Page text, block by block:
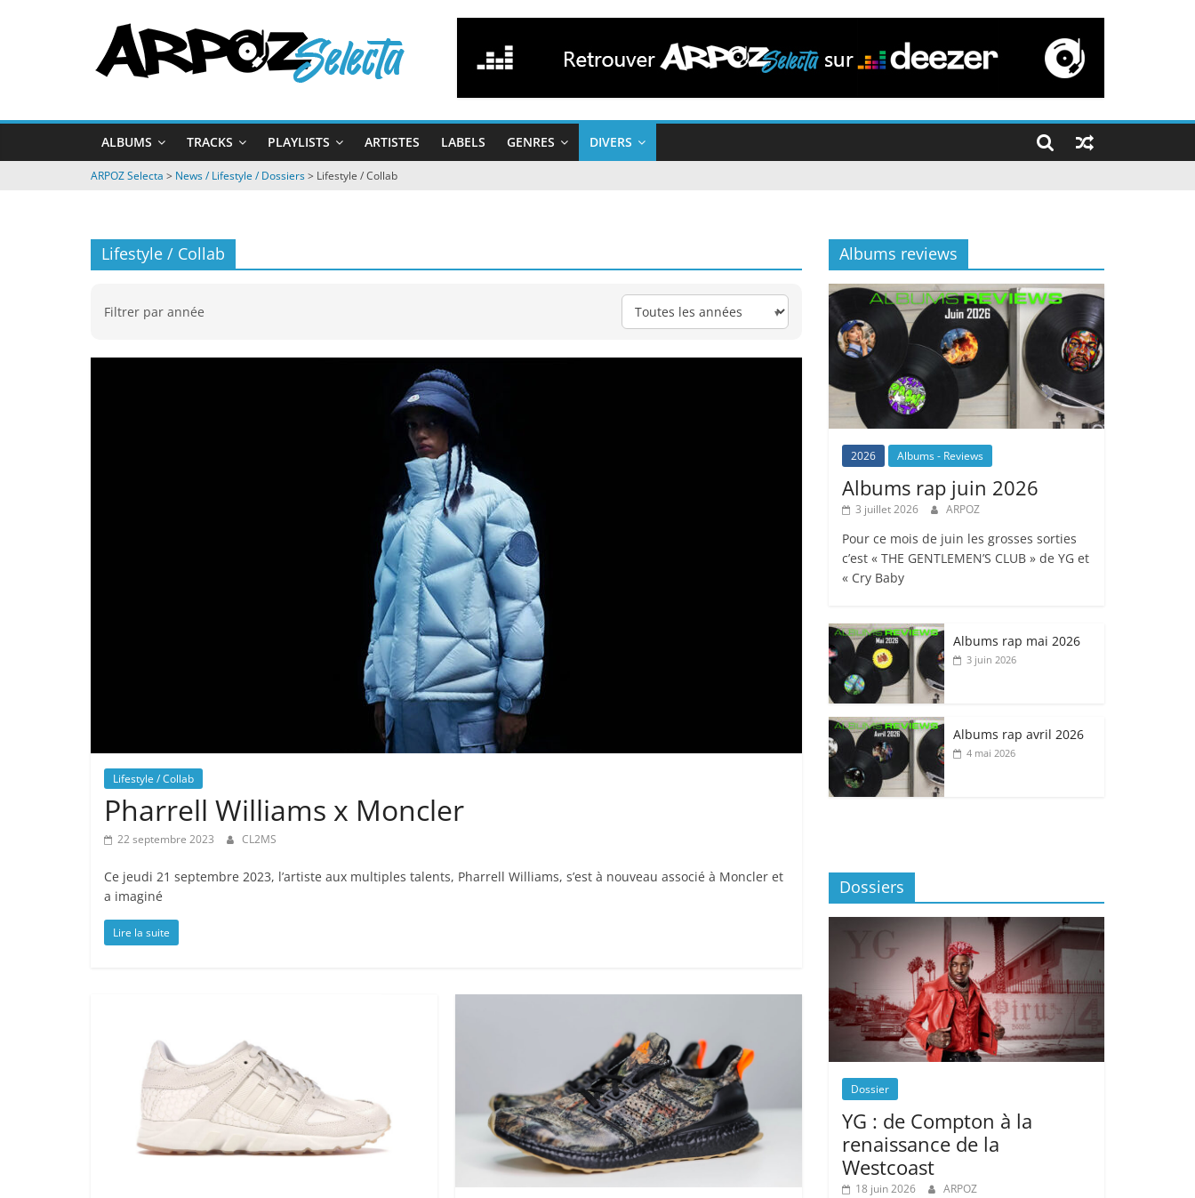
ARPOZ
Selecta
by
ARPOZ
&
ALBUMS TRACKS PLAYLISTS ARTISTES LABELS GENRES DIVERS
ARPOZ Selecta > News / Lifestyle / Dossiers> Lifestyle / Collab
Lifestyle / Collab
Filtrer par année
Lifestyle / Collab
Pharrell Williams x Moncler
22 septembre 2023 CL2MS
Ce jeudi 21 septembre 2023, l’artiste aux multiples talents, Pharrell Williams, s’est à nouveau associé à Moncler et
a imaginé
Lire la suite
Albums reviews
2026 Albums - Reviews
Albums rap juin 2026
3 juillet 2026 ARPOZ
Pour ce mois de juin les grosses sorties
c’est « THE GENTLEMEN’S CLUB » de YG et
« Cry Baby
Albums rap mai 2026
3 juin 2026
Albums rap avril 2026
4 mai 2026
Dossiers
Dossier
YG : de Compton à la
renaissance de la
Westcoast
18 juin 2026 ARPOZ